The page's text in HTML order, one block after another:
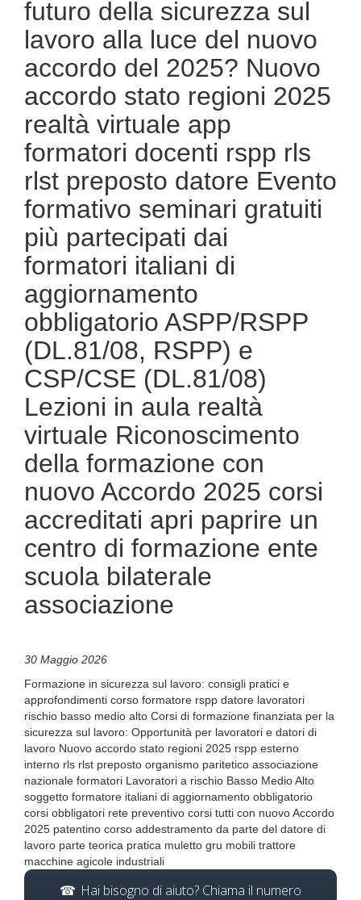
scuola bilaterale associazione
futuro della sicurezza sul
lavoro alla luce del nuovo
accordo del 2025? Nuovo
accordo stato regioni 2025
realtà virtuale app
formatori docenti rspp rls
rlst preposto datore Evento
formativo seminari gratuiti
più partecipati dai
formatori italiani di
aggiornamento
obbligatorio ASPP/RSPP
(DL.81/08, RSPP) e
CSP/CSE (DL.81/08)
Lezioni in aula realtà
virtuale Riconoscimento
della formazione con
nuovo Accordo 2025 corsi
accreditati apri paprire un
centro di formazione ente
scuola bilaterale
associazione
30 Maggio 2026
Formazione in sicurezza sul lavoro: consigli pratici e
approfondimenti corso formatore rspp datore lavoratori
rischio basso medio alto Corsi di formazione finanziata per la
sicurezza sul lavoro: Opportunità per lavoratori e datori di
lavoro Nuovo accordo stato regioni 2025 rspp esterno
interno rls rlst preposto organismo paritetico associazione
nazionale formatori Lavoratori a rischio Basso Medio Alto
soggetto formatore italiani di aggiornamento obbligatorio
corsi obbligatori rete preventivo corsi tutti con nuovo Accordo
2025 patentino corso addestramento da parte del datore di
lavoro parte teorica pratica muletto gru mobili trattore
macchine agicole industriali
Hai bisogno di aiuto? Chiama il numero